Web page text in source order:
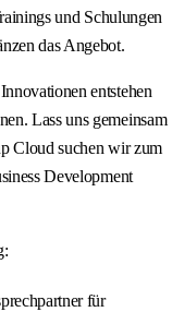
und Schulungen
das Angebot.
entstehen
Lass uns gemeinsam
Cloud suchen wir zum
Development
für